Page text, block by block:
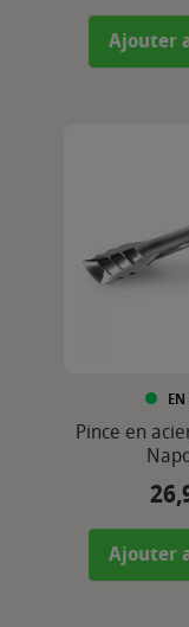
Ajouter
Pince en
Prix
Ajouter